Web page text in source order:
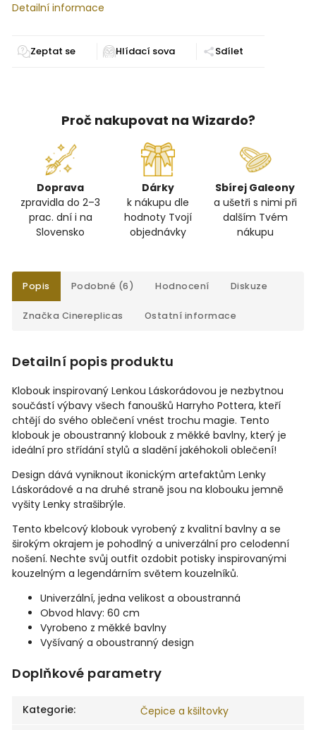
Detailní informace
Zeptat se Sdílet
Proč nakupovat na Wizardo?
Doprava
zpravidla do 2–3
prac. dní i na
Slovensko
Dárky
k nákupu dle
hodnoty Tvojí
objednávky
Sbírej Galeony
a ušetři s nimi při
dalším Tvém
nákupu
Popis Podobné (6) Hodnocení Diskuze
Značka Cinereplicas Ostatní informace
Detailní popis produktu
Klobouk inspirovaný Lenkou Láskorádovou je nezbytnou
součástí výbavy všech fanoušků Harryho Pottera, kteří
chtějí do svého oblečení vnést trochu magie. Tento
klobouk je oboustranný klobouk z měkké bavlny, který je
ideální pro střídání stylů a sladění jakéhokoli oblečení!
Design dává vyniknout ikonickým artefaktům Lenky
Láskorádové a na druhé straně jsou na klobouku jemně
vyšity Lenky strašibrýle.
Tento kbelcový klobouk vyrobený z kvalitní bavlny a se
širokým okrajem je pohodlný a univerzální pro celodenní
nošení. Nechte svůj outfit ozdobit potisky inspirovanými
kouzelným a legendárním světem kouzelníků.
Univerzální, jedna velikost a oboustranná
Obvod hlavy: 60 cm
Vyrobeno z měkké bavlny
Vyšívaný a oboustranný design
Doplňkové parametry
Kategorie: Čepice a kšiltovky